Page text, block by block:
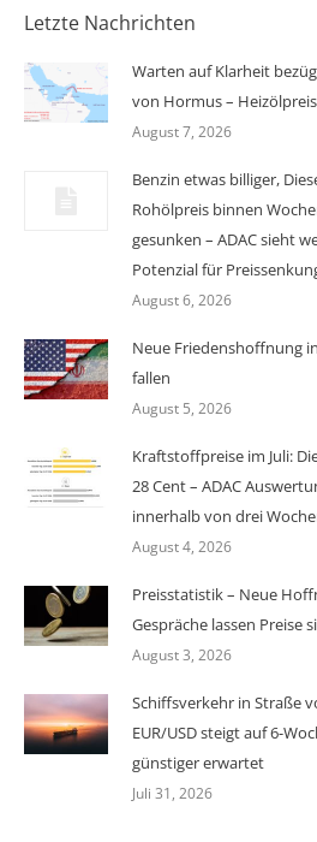
Letzte Nachrichten
Warten auf Klarheit
von Hormus –
August 7, 2026
Benzin etwas billiger,
Rohölpreis binnen
gesunken – ADAC sieht
Potenzial für
August 6, 2026
Neue Friedenshoffnung
fallen
August 5, 2026
Kraftstoffpreise im Juli:
28 Cent – ADAC
innerhalb von drei
August 4, 2026
Preisstatistik – Neue
Gespräche lassen Preise
August 3, 2026
Schiffsverkehr in Straße
EUR/USD steigt auf 6-
günstiger erwartet
Juli 31, 2026